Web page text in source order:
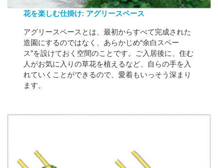
花を楽しむ仕掛け: アグリースペース
アグリースペースとは、最初からすべて完成された
造園にするのではなく、あらかじめ“余白スペー
ス”を設けておく空間のことです。ご入居後に、住む
人がお気に入りの草花を植えるなど、自らの手を入
れていくことができるので、愛着もいっそう深まり
ます。